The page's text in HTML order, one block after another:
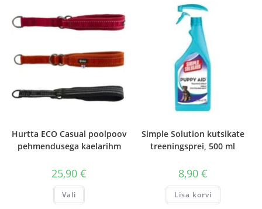
Hurtta ECO Casual poolpoov
pehmendusega kaelarihm
25,90€
Vali
Sellel
on
Simple Solution kutsikate
treeningsprei, 500 ml
8,90 €
Lisa korvi